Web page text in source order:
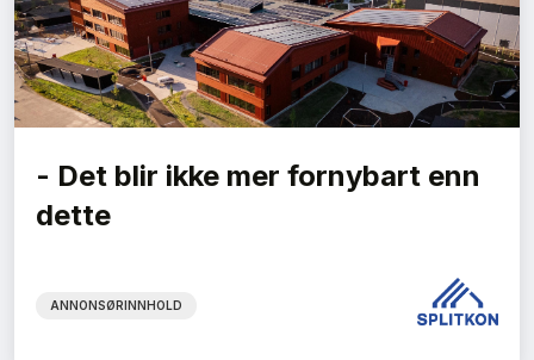
- Det blir ikke mer fornybart enn
dette
ANNONSØRINNHOLD